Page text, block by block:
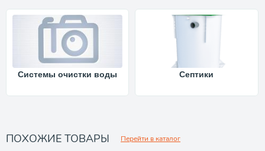
Системы очистки воды Септики
ПОХОЖИЕ ТОВАРЫ Перейти в каталог